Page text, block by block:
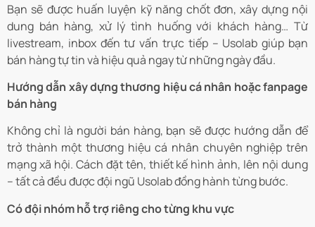
Bạn sẽ được huấn luyện kỹ năng chốt đơn, xây dựng nội
dung bán hàng, xử lý tình huống với khách hàng… Từ
livestream, inbox đến tư vấn trực tiếp – Usolab giúp bạn
bán hàng tự tin và hiệu quả ngay từ những ngày đầu.
Hướng dẫn xây dựng thương hiệu cá nhân hoặc fanpage
bán hàng
Không chỉ là người bán hàng, bạn sẽ được hướng dẫn để
trở thành một thương hiệu cá nhân chuyên nghiệp trên
mạng xã hội. Cách đặt tên, thiết kế hình ảnh, lên nội dung
– tất cả đều được đội ngũ Usolab đồng hành từng bước.
Có đội nhóm hỗ trợ riêng cho từng khu vực